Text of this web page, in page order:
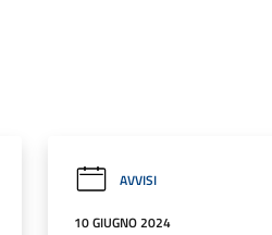
AVVISI
10 GIUGNO 2024